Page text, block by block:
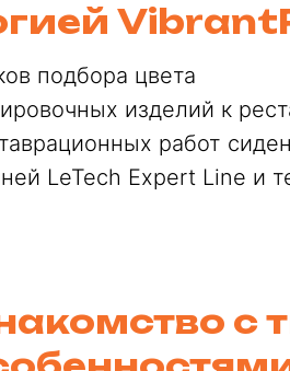
подбора цвета
изделий к
работ
LeTech Expert Line и
с